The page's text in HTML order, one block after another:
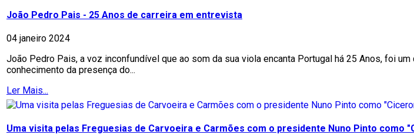
João Pedro Pais - 25 Anos de carreira em entrevista
04 janeiro 2024
João Pedro Pais, a voz inconfundível que ao som da sua viola encanta Portugal há 25 Anos, foi
conhecimento da presença do...
Ler Mais...
Uma visita pelas Freguesias de Carvoeira e Carmões com o presidente Nuno Pinto como